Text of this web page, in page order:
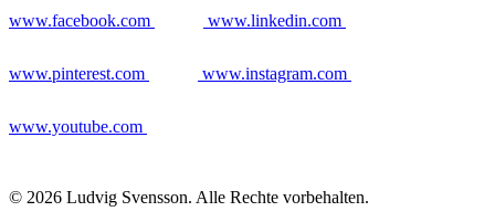
www.facebook.com www.linkedin.com
www.pinterest.com www.instagram.com
www.youtube.com
© 2026 Ludvig Svensson. Alle Rechte vorbehalten.